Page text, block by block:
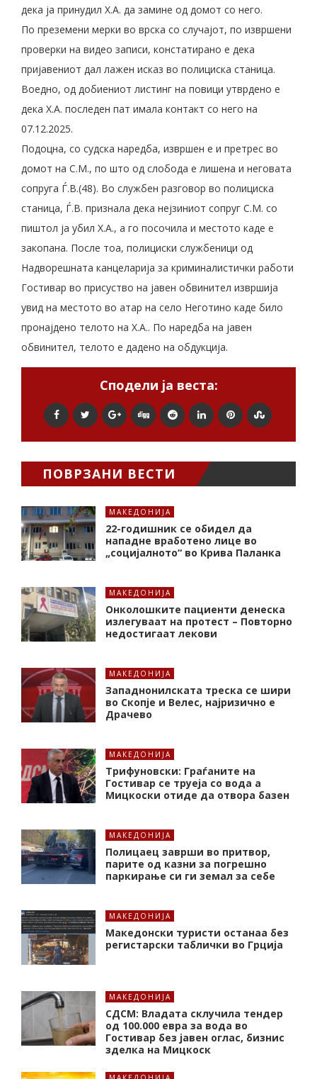
дека ја принудил Х.А. да замине од домот со него.
По преземени мерки во врска со случајот, по извршени
проверки на видео записи, констатирано е дека
пријавениот дал лажен исказ во полициска станица.
Воедно, од добиениот листинг на повици утврдено е
дека Х.А. последен пат имала контакт со него на
07.12.2025.
Подоцна, со судска наредба, извршен е и претрес во
домот на С.М., по што од слобода е лишена и неговата
сопруга Ѓ.В.(48). Во службен разговор во полициска
станица, Ѓ.В. признала дека нејзиниот сопруг С.М. со
пиштол ја убил Х.А., а го посочила и местото каде е
закопана. После тоа, полициски службеници од
Надворешната канцеларија за криминалистички работи
Гостивар во присуство на јавен обвинител извршија
увид на местото во атар на село Неготино каде било
пронајдено телото на Х.А.. По наредба на јавен
обвинител, телото е дадено на обдукција.
Сподели ја веста:
ПОВРЗАНИ ВЕСТИ
МАКЕДОНИЈА
22-годишник се обидел да
нападне вработено лице во
„социјалното“ во Крива Паланка
МАКЕДОНИЈА
Онколошките пациенти денеска
излегуваат на протест – Повторно
недостигаат лекови
МАКЕДОНИЈА
Западнонилската треска се шири
во Скопје и Велес, најризично е
Драчево
МАКЕДОНИЈА
Трифуновски: Граѓаните на
Гостивар се труеја со вода а
Мицкоски отиде да отвора базен
МАКЕДОНИЈА
Полицаец заврши во притвор,
парите од казни за погрешно
паркирање си ги земал за себе
МАКЕДОНИЈА
Македонски туристи останаа без
регистарски таблички во Грција
МАКЕДОНИЈА
СДСМ: Владата склучила тендер
од 100.000 евра за вода во
Гостивар без јавен оглас, бизнис
зделка на Мицкоск